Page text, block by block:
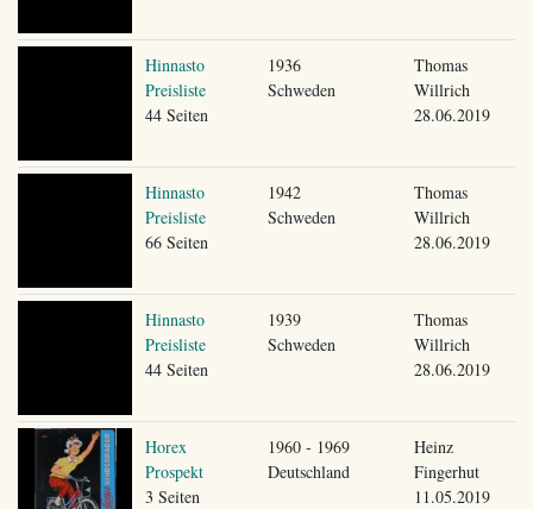
Hinnasto
Preisliste
44 Seiten
1936
Schweden
Thomas
Willrich
28.06.2019
Hinnasto
Preisliste
66 Seiten
1942
Schweden
Thomas
Willrich
28.06.2019
Hinnasto
Preisliste
44 Seiten
1939
Schweden
Thomas
Willrich
28.06.2019
Horex
Prospekt
3 Seiten
1960 - 1969
Deutschland
Heinz
Fingerhut
11.05.2019